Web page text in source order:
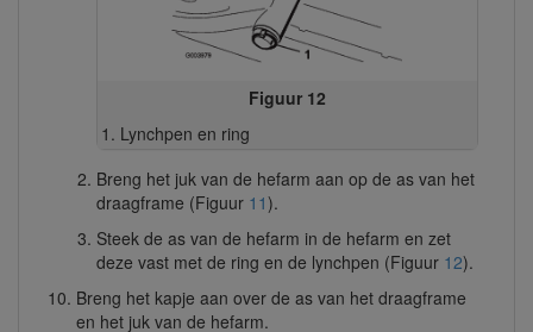
Figuur 12
Lynchpen en ring
Breng het juk van de hefarm aan op de as van het
draagframe (Figuur 11).
Steek de as van de hefarm in de hefarm en zet
deze vast met de ring en de lynchpen (Figuur 12).
Breng het kapje aan over de as van het draagframe
en het juk van de hefarm.